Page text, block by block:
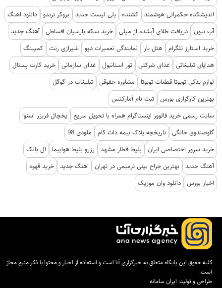
اندیشکده حکمرانی هوشمند کشنده پلی لیست جدید بروکر ترندو دانلود اهنگ
آپ تیون دریافت طلای آبشده از میلی خرید سکه پارسیان اقساطی آهنگ جدید
خرید استارز تلگرام هتل یار نمایندگی تعمیرات دوو شیرازی رنت کمپینگ
هدایای تبلیغاتی
غذای شرکتی تور استانبول غذای سازمانی خرید کارت پستال
لوازم یدکی تویوتا قطعات تویوتا
مشاوره حقوقی تبلیغات در گوگل
بهترین کارگزاری بورس ثبت نام آمارکتس
سایت رسمی خرید فالوور اینستاگرام همراه با تحویل سریع یخچال فریزر اسنوا
گاوصندوق خانگی تاریخچه پلاک بیمه دات کام
ملودی 98
خرید سرور اختصاصی ایران
بلیط قطار مشهد رزرو بلیط هواپیما
ال بانک
آهنگ جدید
بهترین جراح بینی ترمیمی در تهران اهنگ جدید خرید قهوه
اخبار بورس دانلود وان موزیک
کلیه حقوق این پایگاه متعلق به خبرگزاری آنا است و استفاده از اخبار و محتوا با ذکر منبع مجاز
است.
طراحی و تولید: ایران سامانه